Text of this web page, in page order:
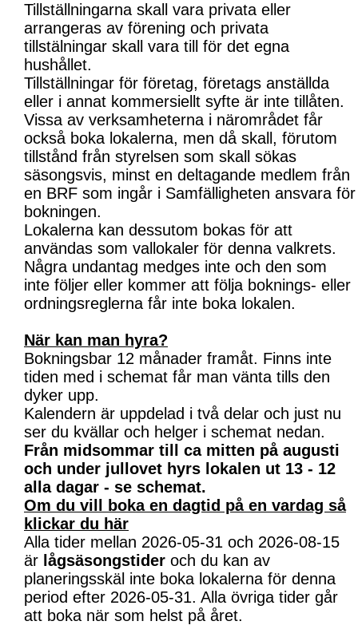
Tillställningarna skall vara privata eller
arrangeras av förening och privata
tillstälningar skall vara till för det egna
hushållet.
Tillställningar för företag, företags anställda
eller i annat kommersiellt syfte är inte tillåten.
Vissa av verksamheterna i närområdet får
också boka lokalerna, men då skall, förutom
tillstånd från styrelsen som skall sökas
säsongsvis, minst en deltagande medlem från
en BRF som ingår i Samfälligheten ansvara för
bokningen.
Lokalerna kan dessutom bokas för att
användas som vallokaler för denna valkrets.
Några undantag medges inte och den som
inte följer eller kommer att följa boknings- eller
ordningsreglerna får inte boka lokalen.
När kan man hyra?
Bokningsbar 12 månader framåt. Finns inte
tiden med i schemat får man vänta tills den
dyker upp.
Kalendern är uppdelad i två delar och just nu
ser du kvällar och helger i schemat nedan.
Från midsommar till ca mitten på augusti
och under jullovet hyrs lokalen ut 13 - 12
alla dagar - se schemat.
Om du vill boka en dagtid på en vardag så
klickar du här
Alla tider mellan 2026-05-31 och 2026-08-15
är lågsäsongstider och du kan av
planeringsskäl inte boka lokalerna för denna
period efter 2026-05-31. Alla övriga tider går
att boka när som helst på året.